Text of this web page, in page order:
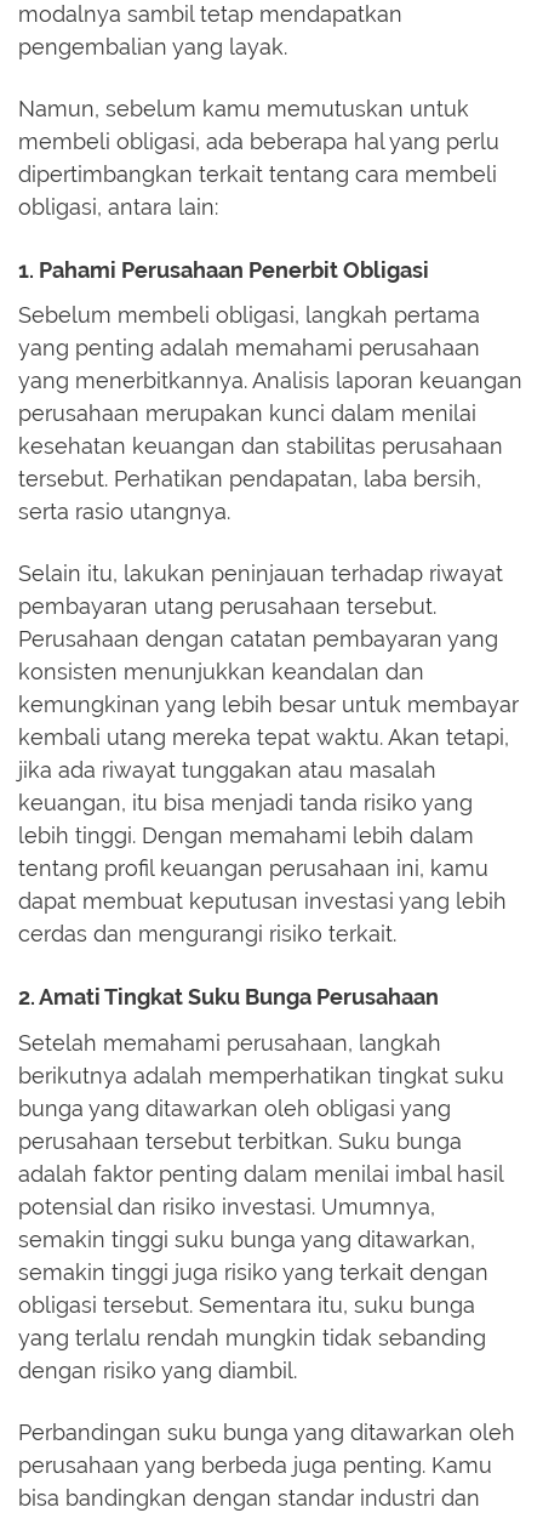
modalnya sambil tetap mendapatkan
pengembalian yang layak.
Namun, sebelum kamu memutuskan untuk
membeli obligasi, ada beberapa hal yang perlu
dipertimbangkan terkait tentang cara membeli
obligasi, antara lain:
1. Pahami Perusahaan Penerbit Obligasi
Sebelum membeli obligasi, langkah pertama
yang penting adalah memahami perusahaan
yang menerbitkannya. Analisis laporan keuangan
perusahaan merupakan kunci dalam menilai
kesehatan keuangan dan stabilitas perusahaan
tersebut. Perhatikan pendapatan, laba bersih,
serta rasio utangnya.
Selain itu, lakukan peninjauan terhadap riwayat
pembayaran utang perusahaan tersebut.
Perusahaan dengan catatan pembayaran yang
konsisten menunjukkan keandalan dan
kemungkinan yang lebih besar untuk membayar
kembali utang mereka tepat waktu. Akan tetapi,
jika ada riwayat tunggakan atau masalah
keuangan, itu bisa menjadi tanda risiko yang
lebih tinggi. Dengan memahami lebih dalam
tentang profil keuangan perusahaan ini, kamu
dapat membuat keputusan investasi yang lebih
cerdas dan mengurangi risiko terkait.
2. Amati Tingkat Suku Bunga Perusahaan
Setelah memahami perusahaan, langkah
berikutnya adalah memperhatikan tingkat suku
bunga yang ditawarkan oleh obligasi yang
perusahaan tersebut terbitkan. Suku bunga
adalah faktor penting dalam menilai imbal hasil
potensial dan risiko investasi. Umumnya,
semakin tinggi suku bunga yang ditawarkan,
semakin tinggi juga risiko yang terkait dengan
obligasi tersebut. Sementara itu, suku bunga
yang terlalu rendah mungkin tidak sebanding
dengan risiko yang diambil.
Perbandingan suku bunga yang ditawarkan oleh
perusahaan yang berbeda juga penting. Kamu
bisa bandingkan dengan standar industri dan